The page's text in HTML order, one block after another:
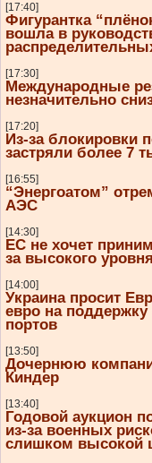
[17:40]
Фигурантка
вошла в
[17:30]
Международные
незначительно
[17:20]
Из-за блокировки
застряли более 7
[16:55]
“Энергоатом”
АЭС
[14:30]
ЕС не хочет
за высокого
[14:00]
Украина просит
евро на поддержку
портов
[13:50]
Дочернюю
Киндер
[13:40]
Годовой аукцион
из-за военных
слишком высокой